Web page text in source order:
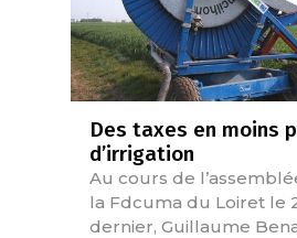
Des taxes en moins
d’irrigation
Au cours de
la Fdcuma du Loiret le
dernier, Guillaume